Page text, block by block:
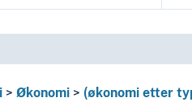
by a criterion
Økonomi (økonomi etter